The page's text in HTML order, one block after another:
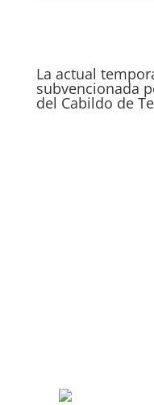
La actual
subvencionada
del Cabildo de